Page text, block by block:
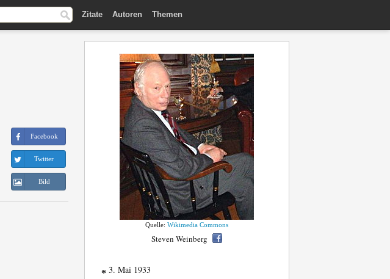
Zitate Autoren Themen
Facebook
Twitter
Bild
Quelle: Wikimedia Commons
Steven Weinberg
* 3. Mai 1933